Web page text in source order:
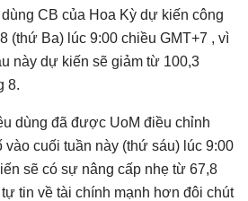
CB của Hoa Kỳ dự kiến ​​công
(thứ Ba) lúc 9:00 chiều GMT+7 , vì
này dự kiến ​​sẽ giảm từ 100,3
8.
dùng đã được UoM điều chỉnh
cuối tuần này (thứ sáu) lúc 9:00
​​sẽ có sự nâng cấp nhẹ từ 67,8
tin về tài chính mạnh hơn đôi chút